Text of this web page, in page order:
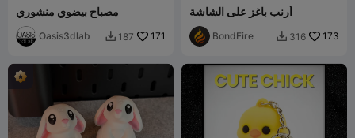
مصباح بيضوي منشوري
Oasis3dlab  187 171
أرنب باغز على الشاشة
BondFire  316 173